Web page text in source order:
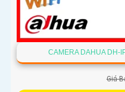
CAMERA DAHUA DH-
Giá